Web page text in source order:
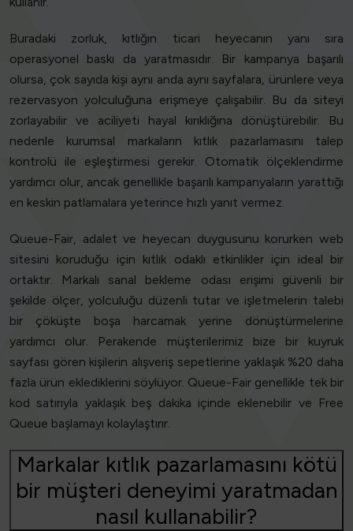
Buradaki zorluk, kıtlığın ticari heyecanın yanı sıra
operasyonel baskı da yaratmasıdır. Bir kampanya başarılı
olursa, çok sayıda kişi aynı anda aynı sayfalara, ürünlere veya
rezervasyon yolculuğuna erişmeye çalışabilir. Bu da siteyi
zorlayabilir ve aciliyeti hayal kırıklığına dönüştürebilir. Bu
nedenle kurumsal markaların kıtlık pazarlamasını talep
kontrolü ile eşleştirmesi gerekir. Otomatik ölçeklendirme
yardımcı olur, ancak genellikle başarılı kampanyaların yarattığı
en keskin patlamalara yeterince hızlı yanıt vermez.
Queue-Fair, adalet ve heyecan duygusunu korurken web
sitesini koruduğu için kıtlık odaklı etkinlikler için ideal bir
ortaktır. Markalı sanal bekleme odası erişimi güvenli bir
şekilde ölçer, yolculuğu düzenli tutar ve işletmelerin talebi
bir çöküşte boşa harcamak yerine dönüştürmelerine
yardımcı olur. Perakende müşterilerimiz bize bir kuyruk
sayfası gören kişilerin alışveriş sepetlerine yaklaşık %20 daha
fazla ürün eklediklerini söylüyor. Queue-Fair genellikle tek bir
kod satırıyla yaklaşık beş dakika içinde eklenebilir ve Free
Queue başlamayı kolaylaştırır.
Markalar kıtlık pazarlamasını kötü
bir müşteri deneyimi yaratmadan
nasıl kullanabilir?